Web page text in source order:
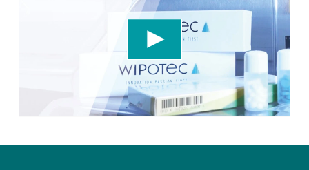
We use a third party service to embed video
content that may collect data about your activity.
Please review the details and accept the service
to watch this video.
More information